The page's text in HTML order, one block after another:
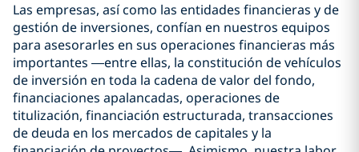
Las empresas, así como las entidades financieras y de
gestión de inversiones, confían en nuestros equipos
para asesorarles en sus operaciones financieras más
importantes —entre ellas, la constitución de vehículos
de inversión en toda la cadena de valor del fondo,
financiaciones apalancadas, operaciones de
titulización, financiación estructurada, transacciones
de deuda en los mercados de capitales y la